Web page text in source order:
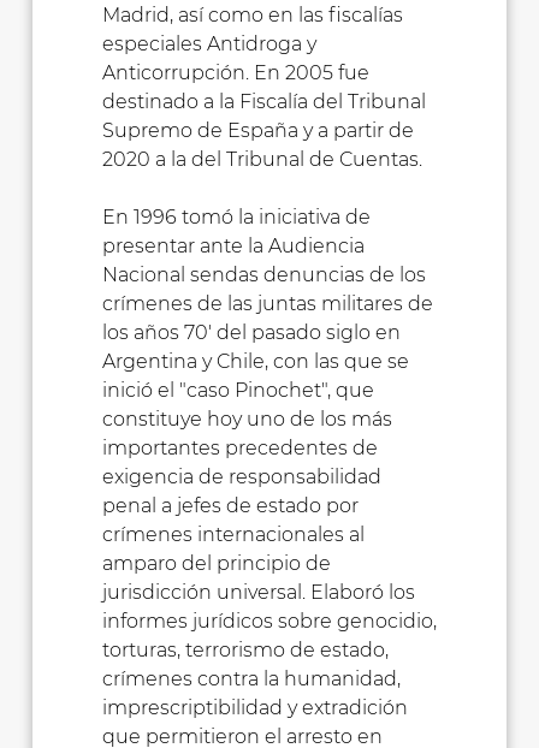
Madrid, así como en las fiscalías
especiales Antidroga y
Anticorrupción. En 2005 fue
destinado a la Fiscalía del Tribunal
Supremo de España y a partir de
2020 a la del Tribunal de Cuentas.
En 1996 tomó la iniciativa de
presentar ante la Audiencia
Nacional sendas denuncias de los
crímenes de las juntas militares de
los años 70' del pasado siglo en
Argentina y Chile, con las que se
inició el "caso Pinochet", que
constituye hoy uno de los más
importantes precedentes de
exigencia de responsabilidad
penal a jefes de estado por
crímenes internacionales al
amparo del principio de
jurisdicción universal. Elaboró los
informes jurídicos sobre genocidio,
torturas, terrorismo de estado,
crímenes contra la humanidad,
imprescriptibilidad y extradición
que permitieron el arresto en